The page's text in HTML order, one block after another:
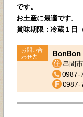
です。
お土産に最適です。
賞味期限：冷蔵１日
お問い合
わせ先
BonBon
串間
0987-
0987-